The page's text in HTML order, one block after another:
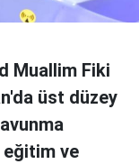
Muallim Fiki
üst düzey
eğitim ve